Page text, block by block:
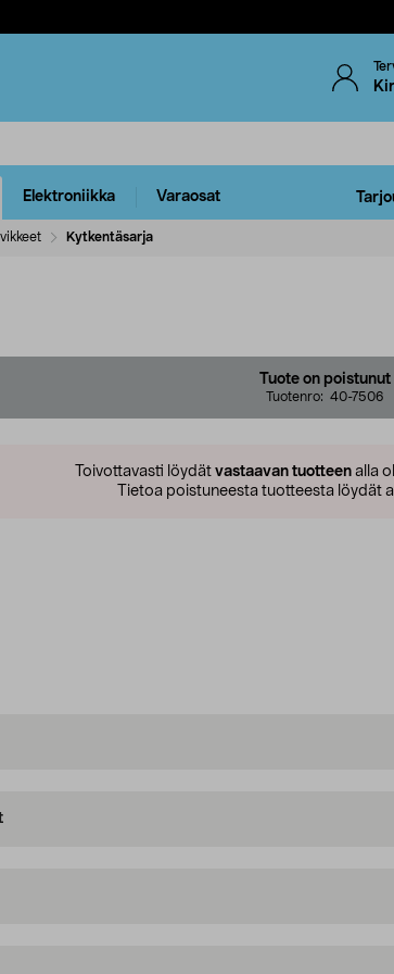
Elektroniikka Varaosat
Kytkentäsarja
Tuote on poistunut
Tuotenro: 40-7506
Toivottavasti löydät vastaavan tuotteen alla
Tietoa poistuneesta tuotteesta löydät